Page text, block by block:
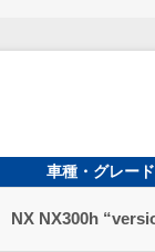
車種・グレード
NX NX300h